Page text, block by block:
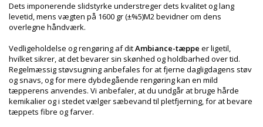
Dets imponerende slidstyrke understreger dets kvalitet og lang
levetid, mens vægten på 1600 gr (±%5)M2 bevidner om dens
overlegne håndværk.
Vedligeholdelse og rengøring af ditAmbiance-tæppe er ligetil,
hvilket sikrer, at det bevarer sin skønhed og holdbarhed over tid.
Regelmæssig støvsugning anbefales for at fjerne dagligdagens støv
og snavs, og for mere dybdegående rengøring kan en mild
tæpperens anvendes. Vi anbefaler, at du undgår at bruge hårde
kemikalier og i stedet vælger sæbevand til pletfjerning, for at bevare
tæppets fibre og farver.